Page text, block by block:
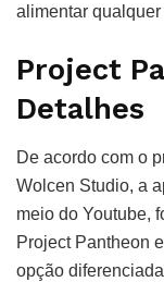
alimentar
Project
Detalhes
De acordo com o
Wolcen Studio, a
meio do Youtube,
Project Pantheon
opção